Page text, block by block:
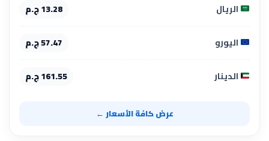
الريال 13.28 ج.م
اليورو 57.47 ج.م
الدينار 161.55 ج.م
عرض كافة الأسعار ←